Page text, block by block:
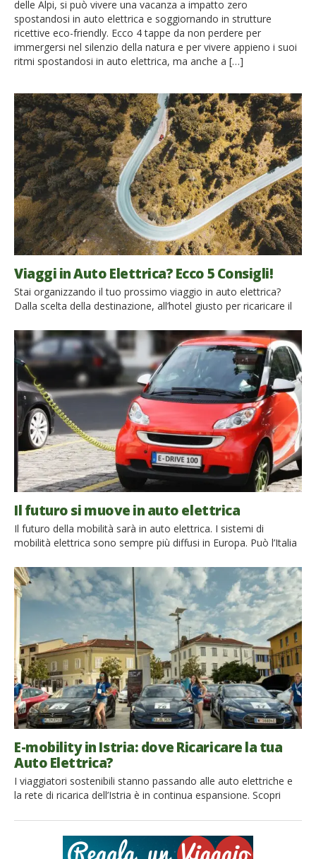
delle Alpi, si può vivere una vacanza a impatto zero
spostandosi in auto elettrica e soggiornando in strutture
ricettive eco-friendly. Ecco 4 tappe da non perdere per
immergersi nel silenzio della natura e per vivere appieno i suoi
ritmi spostandosi in auto elettrica, ma anche a […]
Viaggi in Auto Elettrica? Ecco 5 Consigli!
Stai organizzando il tuo prossimo viaggio in auto elettrica?
Dalla scelta della destinazione, all’hotel giusto per ricaricare il
Miniguida per chi viaggia in e-car Seppur non ci sia stata
l’attesa invasione, specie in Europa, si è finalmente giunti alla
consapevolezza che le auto elettriche rappresentino l’unico
futuro […]
Il futuro si muove in auto elettrica
Il futuro della mobilità sarà in auto elettrica. I sistemi di
mobilità elettrica sono sempre più diffusi in Europa. Può l’Italia
elettrica rappresenta il futuro della mobilità privata. Numerosi
sono i segnali da tutto il mondo che lasciano presagire
un futuro sempre più libero dai combustibili fossili, nonostante
siano ancora numerosi […]
E-mobility in Istria: dove Ricaricare la tua
Auto Elettrica?
I viaggiatori sostenibili stanno passando alle auto elettriche e
la rete di ricarica dell’Istria è in continua espansione. Scopri
elettrica possono ora effettuare un viaggio in Istria con la
tranquillità di trovare molte e-charging stations che saranno in
grado di soddisfare le loro esigenze […]